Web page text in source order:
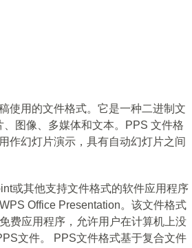
使用的文件格式。它是一种二进制文
图像、多媒体和文本。PPS 文件格
作幻灯片演示，具有自动幻灯片之间
或其他支持文件格式的软件应用程序
Office Presentation。该文件格式
费应用程序，允许用户在计算机上没
文件。 PPS文件格式基于复合文件